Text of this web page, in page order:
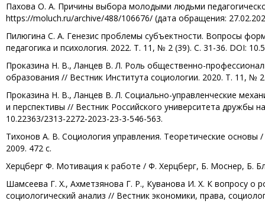
Пахова О. А. Причины выбора молодыми людьми
https://moluch.ru/archive/488/106676/ (дата обращения:
Пилюгина С. А. Генезис проблемы субъектности. Вопросы
педагогика и психология. 2022. Т. 11, № 2 (39). С. 31-36. DOI:
Проказина Н. В., Ланцев В. Л. Роль общественно-
образования // Вестник Института социологии. 2020. Т. 11, №
Проказина Н. В., Ланцев В. Л. Социально-управленческие
и перспективы // Вестник Российского университета дружбы
10.22363/2313-2272-2023-23-3-546-563.
Тихонов А. В. Социология управления. Теоретические
2009. 472 c.
Херцберг Ф. Мотивация к работе / Ф. Херцберг, Б. Моснер, Б.
Шамсеева Г. Х., Ахметзянова Г. Р., Куванова И. Х. К вопросу о
социологический анализ // Вестник экономики, права,